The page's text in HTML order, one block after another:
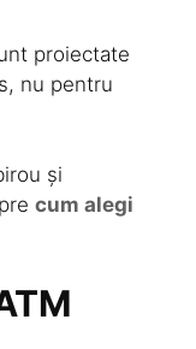
proiectate
nu pentru
și
cum alegi